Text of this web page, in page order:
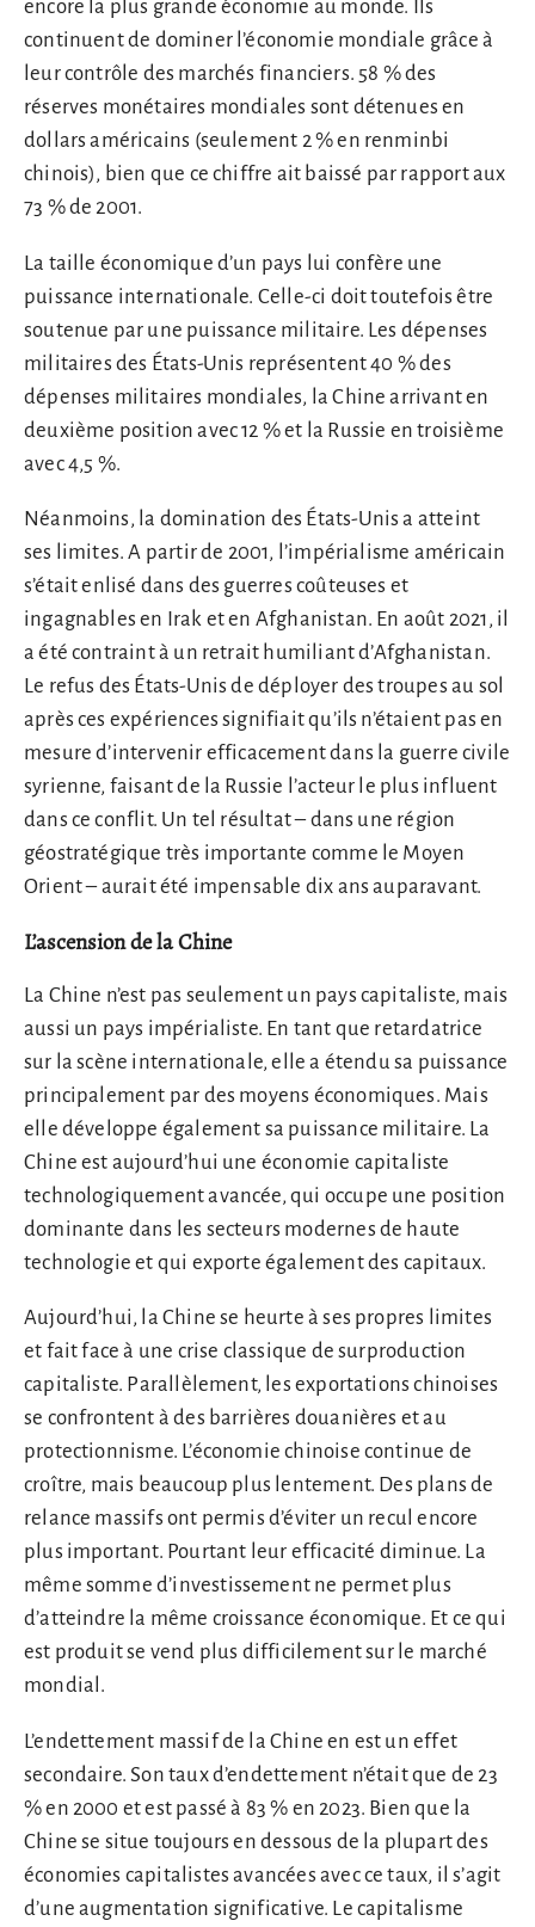
encore la plus grande économie au monde. Ils
continuent de dominer l’économie mondiale grâce à
leur contrôle des marchés financiers. 58 % des
réserves monétaires mondiales sont détenues en
dollars américains (seulement 2 % en renminbi
chinois), bien que ce chiffre ait baissé par rapport aux
73 % de 2001.
La taille économique d’un pays lui confère une
puissance internationale. Celle-ci doit toutefois être
soutenue par une puissance militaire. Les dépenses
militaires des États-Unis représentent 40 % des
dépenses militaires mondiales, la Chine arrivant en
deuxième position avec 12 % et la Russie en troisième
avec 4,5 %.
Néanmoins, la domination des États-Unis a atteint
ses limites. A partir de 2001, l’impérialisme américain
s’était enlisé dans des guerres coûteuses et
ingagnables en Irak et en Afghanistan. En août 2021, il
a été contraint à un retrait humiliant d’Afghanistan.
Le refus des États-Unis de déployer des troupes au sol
après ces expériences signifiait qu’ils n’étaient pas en
mesure d’intervenir efficacement dans la guerre civile
syrienne, faisant de la Russie l’acteur le plus influent
dans ce conflit. Un tel résultat – dans une région
géostratégique très importante comme le Moyen
Orient – aurait été impensable dix ans auparavant.
L’ascension de la Chine
La Chine n’est pas seulement un pays capitaliste, mais
aussi un pays impérialiste. En tant que retardatrice
sur la scène internationale, elle a étendu sa puissance
principalement par des moyens économiques. Mais
elle développe également sa puissance militaire. La
Chine est aujourd’hui une économie capitaliste
technologiquement avancée, qui occupe une position
dominante dans les secteurs modernes de haute
technologie et qui exporte également des capitaux.
Aujourd’hui, la Chine se heurte à ses propres limites
et fait face à une crise classique de surproduction
capitaliste. Parallèlement, les exportations chinoises
se confrontent à des barrières douanières et au
protectionnisme. L’économie chinoise continue de
croître, mais beaucoup plus lentement. Des plans de
relance massifs ont permis d’éviter un recul encore
plus important. Pourtant leur efficacité diminue. La
même somme d’investissement ne permet plus
d’atteindre la même croissance économique. Et ce qui
est produit se vend plus difficilement sur le marché
mondial.
L’endettement massif de la Chine en est un effet
secondaire. Son taux d’endettement n’était que de 23
% en 2000 et est passé à 83 % en 2023. Bien que la
Chine se situe toujours en dessous de la plupart des
économies capitalistes avancées avec ce taux, il s’agit
d’une augmentation significative. Le capitalisme